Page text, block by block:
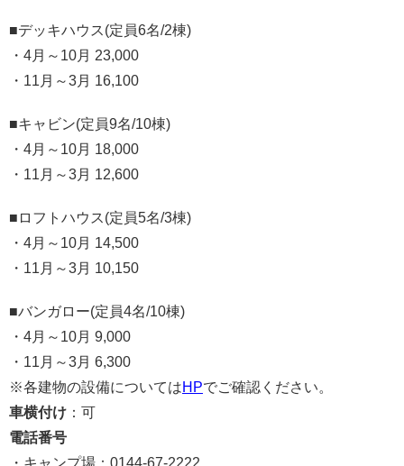
■デッキハウス(定員6名/2棟)
・4月～10月 23,000
・11月～3月 16,100
■キャビン(定員9名/10棟)
・4月～10月 18,000
・11月～3月 12,600
■ロフトハウス(定員5名/3棟)
・4月～10月 14,500
・11月～3月 10,150
■バンガロー(定員4名/10棟)
・4月～10月 9,000
・11月～3月 6,300
※各建物の設備についてはHPでご確認ください。
車横付け ：可
電話番号
・キャンプ場：0144-67-2222